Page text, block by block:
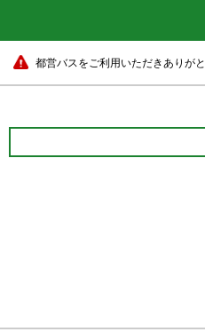
都営バスをご利用いただきありがと